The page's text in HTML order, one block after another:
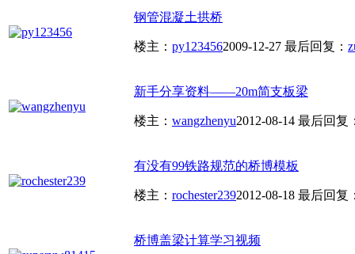
钢管混凝土拱桥
楼主： py1234562009-12-27 最后回复：
新手分享资料——20m简支板梁
楼主： wangzhenyu2012-08-14 最后回复
有没有99铁路规范的桥博模板
楼主： rochester2392012-08-18 最后回复
桥博盖梁计算学习视频